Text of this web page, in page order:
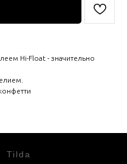
Hi-Float - значительно
Tilda